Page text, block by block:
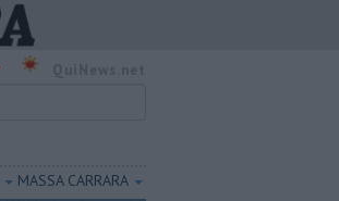
MASSA CARRARA